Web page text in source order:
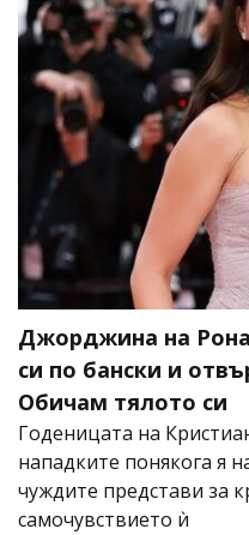
Джорджина на
си по бански и
Обичам тялото си
Годеницата на
нападките понякога я
чуждите представи за
самочувствието ѝ